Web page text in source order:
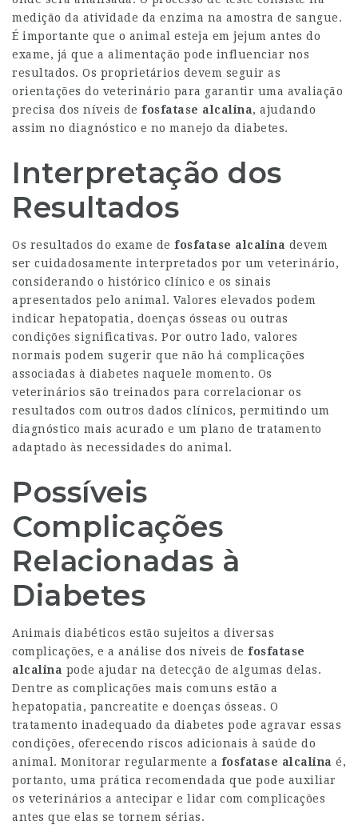
medição da atividade da enzima na amostra de sangue.
É importante que o animal esteja em jejum antes do
exame, já que a alimentação pode influenciar nos
resultados. Os proprietários devem seguir as
orientações do veterinário para garantir uma avaliação
precisa dos níveis de fosfatase alcalina, ajudando
assim no diagnóstico e no manejo da diabetes.
Interpretação dos
Resultados
Os resultados do exame de fosfatase alcalina devem
ser cuidadosamente interpretados por um veterinário,
considerando o histórico clínico e os sinais
apresentados pelo animal. Valores elevados podem
indicar hepatopatia, doenças ósseas ou outras
condições significativas. Por outro lado, valores
normais podem sugerir que não há complicações
associadas à diabetes naquele momento. Os
veterinários são treinados para correlacionar os
resultados com outros dados clínicos, permitindo um
diagnóstico mais acurado e um plano de tratamento
adaptado às necessidades do animal.
Possíveis
Complicações
Relacionadas à
Diabetes
Animais diabéticos estão sujeitos a diversas
complicações, e a análise dos níveis de fosfatase
alcalina pode ajudar na detecção de algumas delas.
Dentre as complicações mais comuns estão a
hepatopatia, pancreatite e doenças ósseas. O
tratamento inadequado da diabetes pode agravar essas
condições, oferecendo riscos adicionais à saúde do
animal. Monitorar regularmente a fosfatase alcalina é,
portanto, uma prática recomendada que pode auxiliar
os veterinários a antecipar e lidar com complicações
antes que elas se tornem sérias.